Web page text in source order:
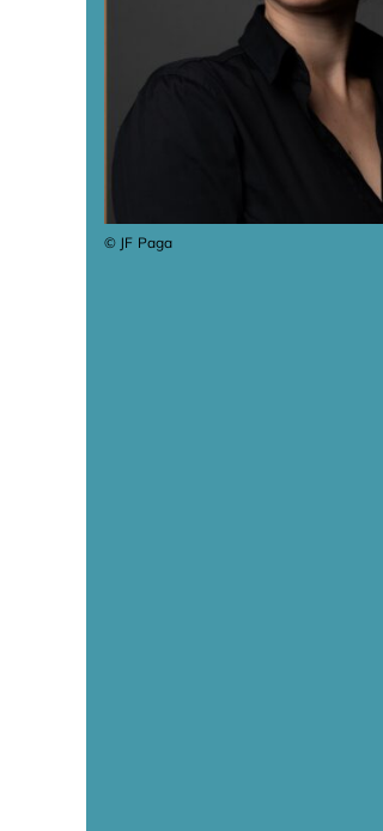
© JF Paga